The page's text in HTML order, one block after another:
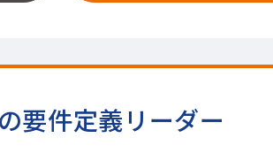
要件定義リーダー